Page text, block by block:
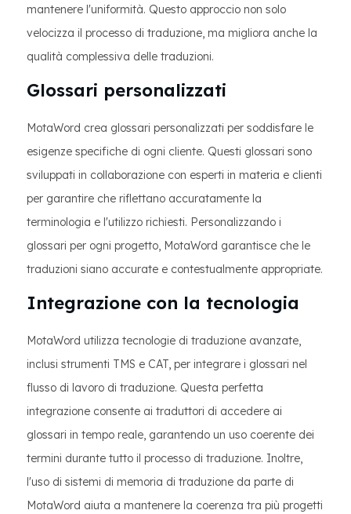
mantenere l'uniformità. Questo approccio non solo
velocizza il processo di traduzione, ma migliora anche la
qualità complessiva delle traduzioni.
Glossari personalizzati
MotaWord crea glossari personalizzati per soddisfare le
esigenze specifiche di ogni cliente. Questi glossari sono
sviluppati in collaborazione con esperti in materia e clienti
per garantire che riflettano accuratamente la
terminologia e l'utilizzo richiesti. Personalizzando i
glossari per ogni progetto, MotaWord garantisce che le
traduzioni siano accurate e contestualmente appropriate.
Integrazione con la tecnologia
MotaWord utilizza tecnologie di traduzione avanzate,
inclusi strumenti TMS e CAT, per integrare i glossari nel
flusso di lavoro di traduzione. Questa perfetta
integrazione consente ai traduttori di accedere ai
glossari in tempo reale, garantendo un uso coerente dei
termini durante tutto il processo di traduzione. Inoltre,
l'uso di sistemi di memoria di traduzione da parte di
MotaWord aiuta a mantenere la coerenza tra più progetti